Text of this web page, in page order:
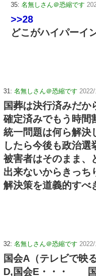
35: 名無しさん＠恐縮です
>>28
どこがハイパーイ
31: 名無しさん＠恐縮です
国葬は決行済みだか
確定済みでもう時間
統一問題は何ら解決
したら今後も政治選
被害者はそのまま、
出来ないからきっち
解決策を道義的すべ
32: 名無しさん＠恐縮です
国会A（テレビで
D,国会E・・・ 国